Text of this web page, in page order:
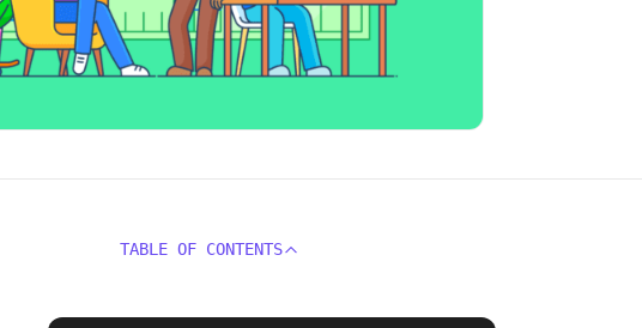
TABLE OF CONTENTS